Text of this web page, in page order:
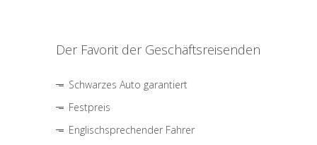
Der Favorit der Geschäftsreisenden
Schwarzes Auto garantiert
Festpreis
Englischsprechender Fahrer